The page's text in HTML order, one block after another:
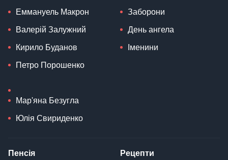
Еммануель Макрон
Валерій Залужний
Кирило Буданов
Петро Порошенко
Мар'яна Безугла
Юлія Свириденко
Заборони
День ангела
Іменини
Пенсія Рецепти